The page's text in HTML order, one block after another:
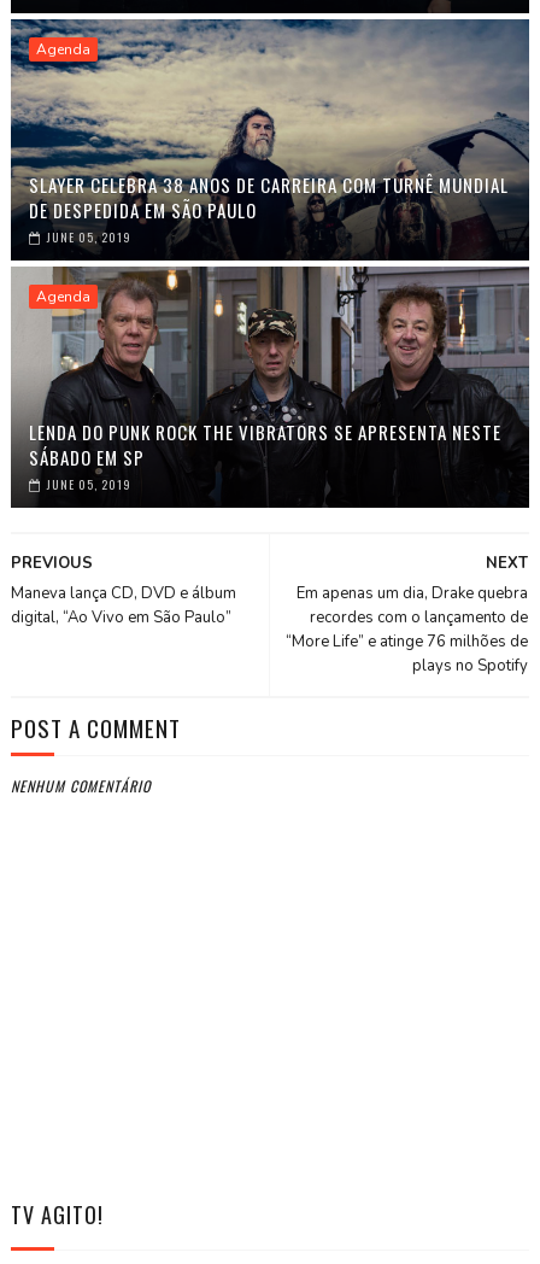
Agenda
SLAYER CELEBRA 38 ANOS DE CARREIRA COM TURNÊ MUNDIAL
DE DESPEDIDA EM SÃO PAULO
JUNE 05, 2019
Agenda
LENDA DO PUNK ROCK THE VIBRATORS SE APRESENTA NESTE
SÁBADO EM SP
JUNE 05, 2019
NEXT
Em apenas um dia, Drake quebra
recordes com o lançamento de
“More Life” e atinge 76 milhões de
plays no Spotify
PREVIOUS
Maneva lança CD, DVD e álbum
digital, “Ao Vivo em São Paulo”
POST A COMMENT
NENHUM COMENTÁRIO
TV AGITO!